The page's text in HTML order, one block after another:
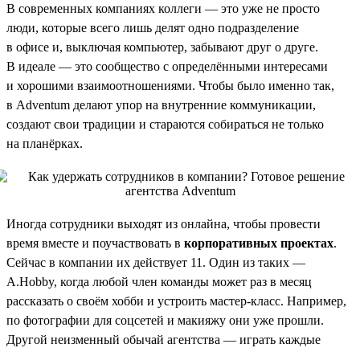
В современных компаниях коллеги — это уже не просто
люди, которые всего лишь делят одно подразделение
в офисе и, выключая компьютер, забывают друг о друге.
В идеале — это сообщество с определёнными интересами
и хорошими взаимоотношениями. Чтобы было именно так,
в Adventum делают упор на внутренние коммуникации,
создают свои традиции и стараются собираться не только
на планёрках.
Иногда сотрудники выходят из онлайна, чтобы провести
время вместе и поучаствовать в корпоративных проектах.
Сейчас в компании их действует 11. Один из таких —
A.Hobby, когда любой член команды может раз в месяц
рассказать о своём хобби и устроить мастер-класс. Например,
по фотографии для соцсетей и макияжу они уже прошли.
Другой неизменный обычай агентства — играть каждые